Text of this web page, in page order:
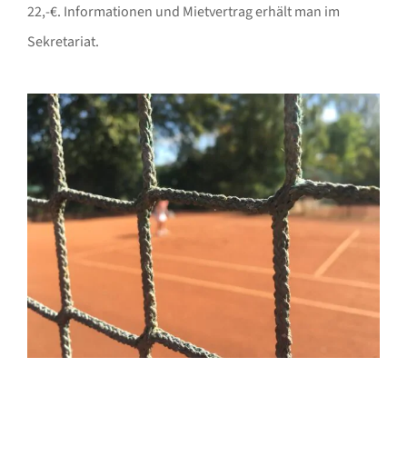
22,-€. Informationen und Mietvertrag erhält man im
Sekretariat.